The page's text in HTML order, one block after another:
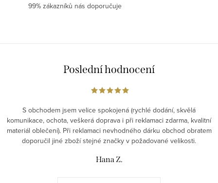
99% zákazníků nás doporučuje
Poslední hodnocení
S obchodem jsem velice spokojená (rychlé dodání, skvělá
komunikace, ochota, veškerá doprava i při reklamaci zdarma, kvalitní
materiál oblečení). Při reklamaci nevhodného dárku obchod obratem
doporučil jiné zboží stejné značky v požadované velikosti.
Hana Z.